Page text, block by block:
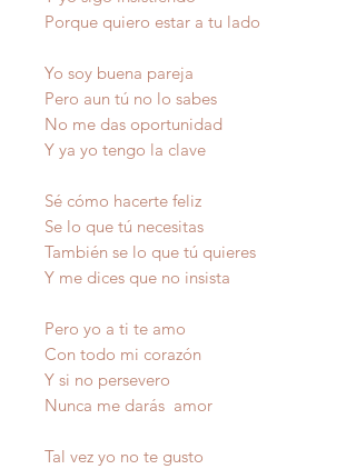
Porque quiero estar a tu lado
Yo soy buena pareja
Pero aun tú no lo sabes
No me das oportunidad
Y ya yo tengo la clave
Sé cómo hacerte feliz
Se lo que tú necesitas
También se lo que tú quieres
Y me dices que no insista
Pero yo a ti te amo
Con todo mi corazón
Y si no persevero
Nunca me darás amor
Tal vez yo no te gusto